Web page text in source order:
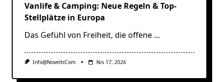
Vanlife & Camping: Neue Regeln & Top-
Stellplätze in Europa
Das Gefühl von Freiheit, die offene ...
Info@noveltr.com Nis 17, 2026